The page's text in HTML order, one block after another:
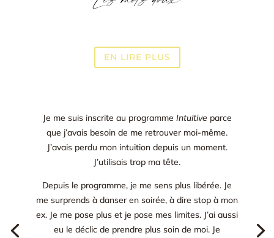
EN LIRE PLUS
Je me suis inscrite au programme Intuitive parce
que j’avais besoin de me retrouver moi-même.
J’avais perdu mon intuition depuis un moment.
J’utilisais trop ma tête.
Depuis le programme, je me sens plus libérée. Je
me surprends à danser en soirée, à dire stop à mon
ex. Je me pose plus et je pose mes limites. J’ai aussi
eu le déclic de prendre plus soin de moi. Je